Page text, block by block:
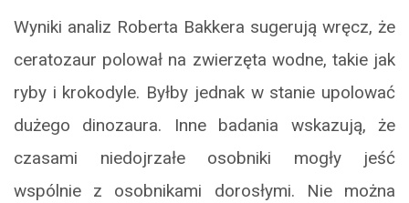
Wyniki analiz Roberta Bakkera sugerują wręcz, że
ceratozaur polował na zwierzęta wodne, takie jak
ryby i krokodyle. Byłby jednak w stanie upolować
dużego dinozaura. Inne badania wskazują, że
czasami niedojrzałe osobniki mogły jeść
wspólnie z osobnikami dorosłymi. Nie można